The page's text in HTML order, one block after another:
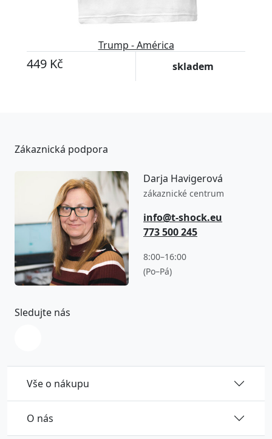
Trump - América
449 Kč skladem
Vše o nákupu
O nás
Zákaznická podpora
Darja Havigerová
zákaznické centrum
info@t-shock.eu
773 500 245
8:00–16:00
(Po–Pá)
Sledujte nás